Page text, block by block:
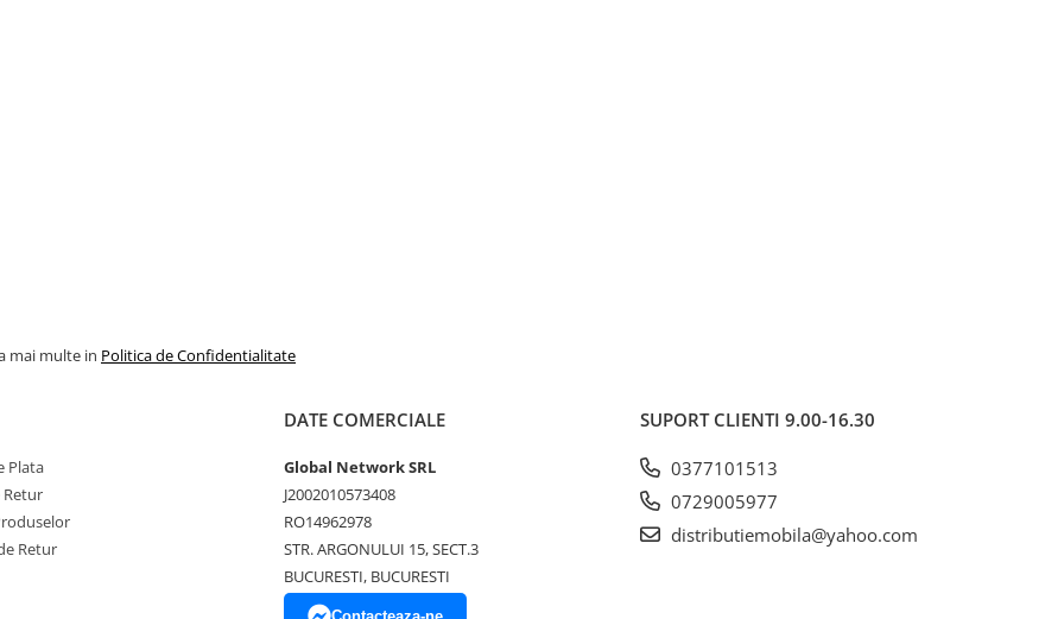
mai multe in Politica de Confidentialitate
Plata
Retur
Retur
DATE COMERCIALE
Global Network SRL
J2002010573408
RO14962978
STR. ARGONULUI 15, SECT.3
BUCURESTI, BUCURESTI
SUPORT CLIENTI 9.00-16.30
0377101513
0729005977
distributiemobila@yahoo.com